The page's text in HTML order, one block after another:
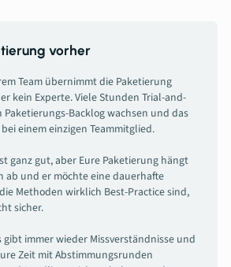
vorher
Team übernimmt die Paketierung
kein Experte. Viele Stunden Trial-and-
Paketierungs-Backlog wachsen und das
einem einzigen Teammitglied.
ganz gut, aber Eure Paketierung hängt
ab und er möchte eine dauerhafte
Methoden wirklich Best-Practice sind,
sicher.
gibt immer wieder Missverständnisse und
Zeit mit Abstimmungsrunden